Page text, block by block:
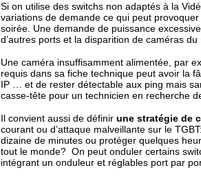
Si on utilise des switchs non adaptés à la
variations de demande ce qui peut
soirée. Une demande de puissance
d’autres ports et la disparition de caméras du
Une caméra insuffisamment alimentée, par
requis dans sa fiche technique peut avoir la
IP … et de rester détectable aux ping mais
casse-tête pour un technicien en recherche
Il convient aussi de définir une stratégie de
courant ou d’attaque malveillante sur le
dizaine de minutes ou protéger quelques
tout le monde? On peut onduler certains
intégrant un onduleur et réglables port par